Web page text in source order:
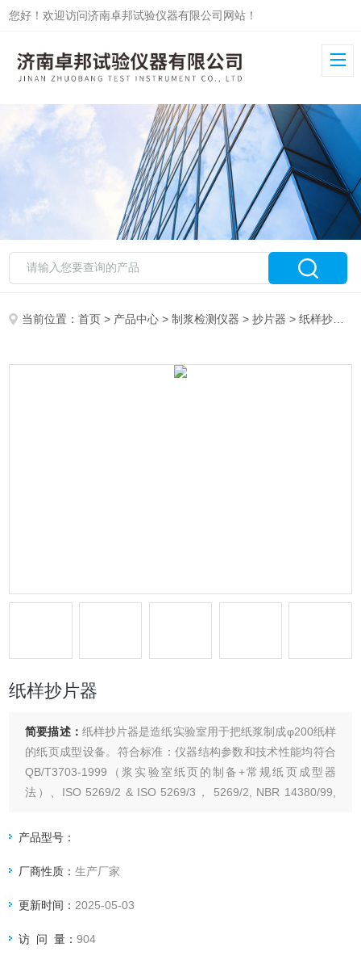
您好！欢迎访问济南卓邦试验仪器有限公司网站！
当前位置：首页 > 产品中心 >制浆检测仪器 >抄片器 > 纸样抄片器
纸样抄片器
简要描述： 纸样抄片器是造纸实验室用于把纸浆制成φ200纸样
的纸页成型设备。符合标准：仪器结构参数和技术性能均符合
QB/T3703-1999（浆实验室纸页的制备+常规纸页成型器
法）、ISO 5269/2 & ISO 5269/3， 5269/2, NBR 14380/99,
产品型号：
厂商性质：生产厂家
更新时间： 2025-05-03
访 问 量：904